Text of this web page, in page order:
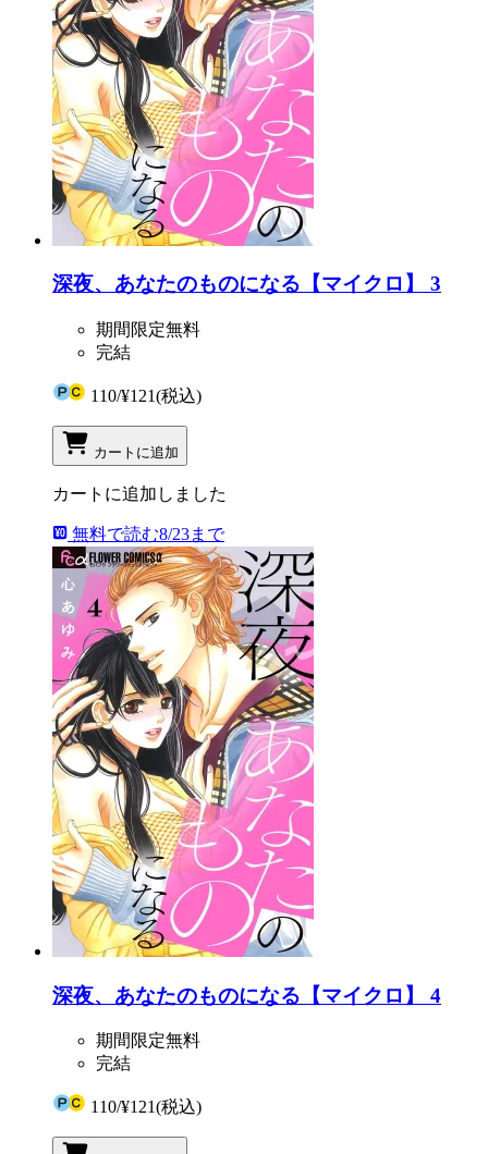
深夜、あなたのものになる【マイクロ】 3
期間限定無料
完結
110/¥121(税込)
カートに追加
カートに追加しました
無料で読む8/23まで
深夜、あなたのものになる【マイクロ】 4
期間限定無料
完結
110/¥121(税込)